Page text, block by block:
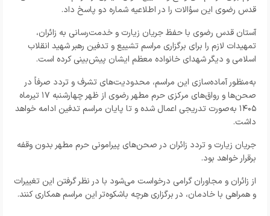
قدس رضوی این سؤالات را در اطلاعیه‌ شماره دو پاسخ داد.
آستان قدس رضوی با حفظ جریان زیارت و خدمت‌رسانی به زائران،
تمهیدات لازم را برای برگزاری مراسم تشییع و تدفین رهبر شهید انقلاب
اسلامی و دیگر شهدای خانواده معظم ایشان پیش‌بینی کرده است.
به‌منظور آماده‌سازی این مراسم، محدودیت‌های تشرف و تردد صرفاً در
صحن‌ها و رواق‌های مرکزی حرم مطهر رضوی از ظهر چهارشنبه ۱۷ تیرماه
۱۴۰۵ به‌صورت تدریجی اعمال شده و تا پایان مراسم تدفین ادامه خواهد
داشت.
جریان زیارت و تردد زائران در صحن‌های پیرامونی حرم مطهر بدون وقفه
برقرار خواهد بود.
از زائران و مجاوران گرامی درخواست می‌شود با در نظر گرفتن این تغییرات
و همراهی با خادمان، در برگزاری هرچه باشکوه‌تر این مراسم همکاری کنند.